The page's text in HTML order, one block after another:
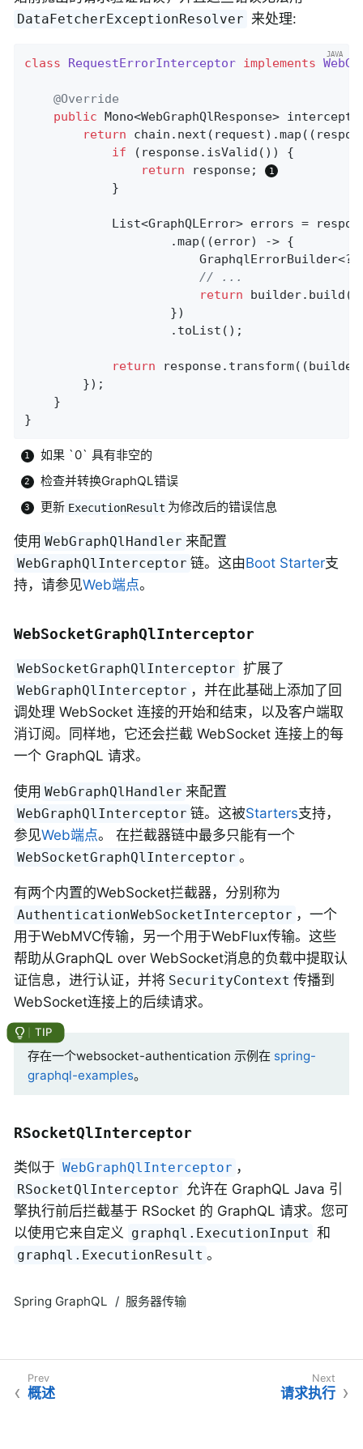
DataFetcherExceptionResolver 来处理:
class RequestErrorInterceptor implements
@Override
public Mono<WebGraphQlResponse> intercept
return
if (response.isValid()) {
return response;
List<GraphQLError> errors =
						GraphqlErrorBuilder<?> builder = GraphqlErrorBuilder.newError();
// ...
return
return
}
如果 `0` 具有非空的
检查并转换GraphQL错误
更新 ExecutionResult 为修改后的错误信息
使用 WebGraphQlHandler 来配置
WebGraphQlInterceptor 链。这由Boot Starter支
持，请参见Web端点。
WebSocketGraphQlInterceptor
WebSocketGraphQlInterceptor 扩展了
WebGraphQlInterceptor ，并在此基础上添加了回
调处理 WebSocket 连接的开始和结束，以及客户端取
消订阅。同样地，它还会拦截 WebSocket 连接上的每
一个 GraphQL 请求。
使用 WebGraphQlHandler 来配置
WebGraphQlInterceptor 链。这被Starters支持，
参见Web端点。 在拦截器链中最多只能有一个
WebSocketGraphQlInterceptor 。
有两个内置的WebSocket拦截器，分别称为
AuthenticationWebSocketInterceptor ，一个
用于WebMVC传输，另一个用于WebFlux传输。这些
帮助从GraphQL over WebSocket消息的负载中提取认
证信息，进行认证，并将 SecurityContext 传播到
WebSocket连接上的后续请求。
存在一个websocket-authentication 示例在 spring-
graphql-examples。
RSocketQlInterceptor
类似于 WebGraphQlInterceptor ，
RSocketQlInterceptor
允许在 GraphQL Java 引
擎执行前后拦截基于 RSocket 的 GraphQL 请求。您可
以使用它来自定义
graphql.ExecutionInput 和
graphql.ExecutionResult 。
Spring GraphQL 服务器传输
概述 请求执行